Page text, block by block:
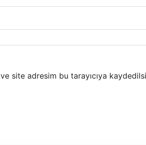
site adresim bu tarayıcıya